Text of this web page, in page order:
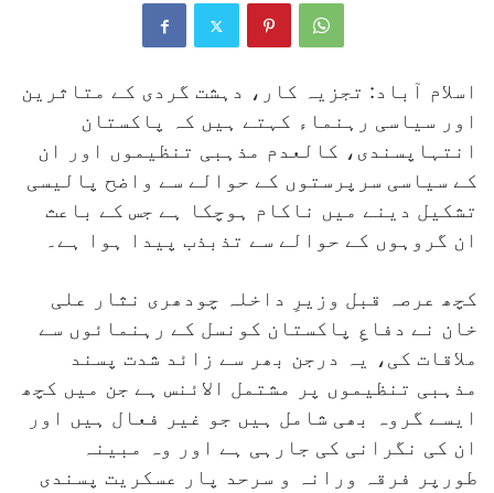
اسلام آباد: تجزیہ کار، دہشت گردی کے متاثرین
اور سیاسی رہنماء کہتے ہیں کہ پاکستان
انتہاپسندی، کالعدم مذہبی تنظیموں اور ان
کے سیاسی سرپرستوں کے حوالے سے واضح پالیسی
تشکیل دینے میں ناکام ہوچکا ہے جس کے باعث
ان گروہوں کے حوالے سے تذبذب پیدا ہوا ہے۔
کچھ عرصہ قبل وزیرِ داخلہ چودھری نثار علی
خان نے دفاعِ پاکستان کونسل کے رہنمائوں سے
ملاقات کی، یہ درجن بھر سے زائد شدت پسند
مذہبی تنظیموں پر مشتمل الائنس ہے جن میں کچھ
ایسے گروہ بھی شامل ہیں جو غیر فعال ہیں اور
ان کی نگرانی کی جارہی ہے اور وہ مبینہ
طورپر فرقہ ورانہ و سرحد پار عسکریت پسندی